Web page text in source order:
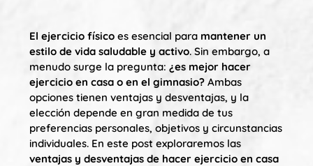
El ejercicio físico es esencial para mantener un
estilo de vida saludable y activo. Sin embargo, a
menudo surge la pregunta: ¿es mejor hacer
ejercicio en casa o en el gimnasio? Ambas
opciones tienen ventajas y desventajas, y la
elección depende en gran medida de tus
preferencias personales, objetivos y circunstancias
individuales. En este post exploraremos las
ventajas y desventajas de hacer ejercicio en casa